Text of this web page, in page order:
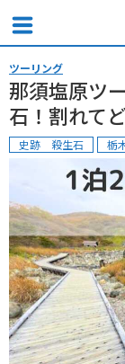
ツーリング
那須塩原ツ
石！割れて
史跡 殺生石 栃